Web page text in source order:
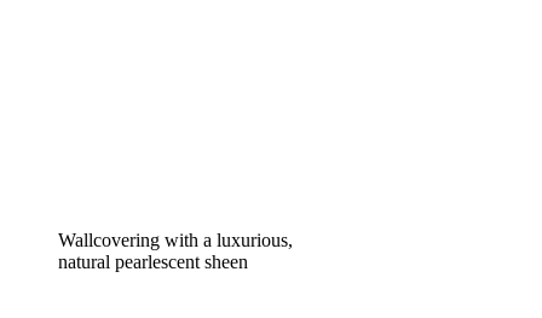
Wallcovering with a luxurious,
natural pearlescent sheen